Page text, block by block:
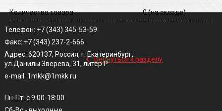
Количество товара 0(на складе)
‹ Вернуться к разделу
Телефон: +7 (343) 345-53-59
Факс: +7 (343) 237-2-666
Адрес: 620137, Россия, г. Екатеринбург,
ул.Данилы Зверева, 31, литер Р
e-mail: 1mkk@1mkk.ru
Пн-Пт: с 9:00-18:00